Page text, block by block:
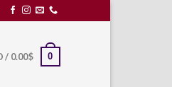
/ 0.00$ 0